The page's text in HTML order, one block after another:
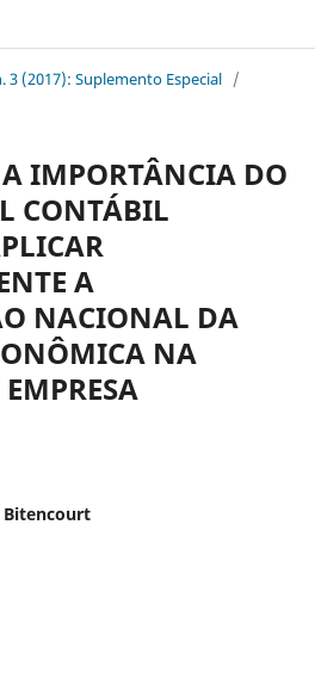
3 (2017): Suplemento Especial /
IMPORTÂNCIA DO
CONTÁBIL
A
NACIONAL DA
NA
Bitencourt